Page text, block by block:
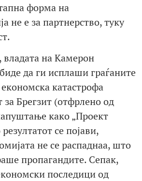
форма на
не е за партнерство, туку
владата на Камерон
да ги исплаши граѓаните
економска катастрофа
за Брегзит (отфрлено од
како „Проект
се појави,
не се распаднаа, што
пропагандите. Сепак,
последици од